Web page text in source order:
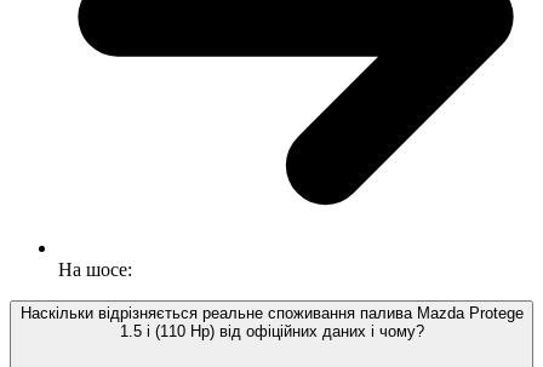
На шосе:
Наскільки відрізняється реальне споживання палива Mazda Protege
1.5 i (110 Hp) від офіційних даних і чому?